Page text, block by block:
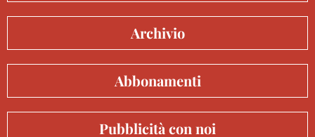
Archivio
Abbonamenti
Pubblicità con noi